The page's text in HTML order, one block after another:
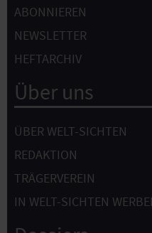
ABONNIEREN
NEWSLETTER
HEFTARCHIV
Über uns
ÜBER WELT-SICHTEN
REDAKTION
TRÄGERVEREIN
IN WELT-SICHTEN